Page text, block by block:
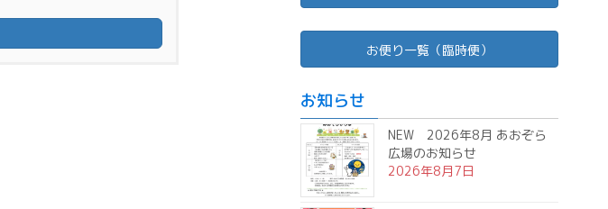
お便り一覧（臨時便）
お知らせ
NEW 2026年8月 あおぞら
広場のお知らせ
2026年8月7日